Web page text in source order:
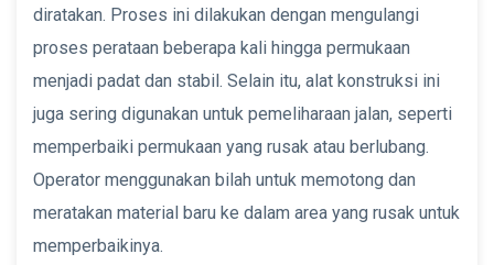
diratakan. Proses ini dilakukan dengan mengulangi
proses perataan beberapa kali hingga permukaan
menjadi padat dan stabil. Selain itu, alat konstruksi ini
juga sering digunakan untuk pemeliharaan jalan, seperti
memperbaiki permukaan yang rusak atau berlubang.
Operator menggunakan bilah untuk memotong dan
meratakan material baru ke dalam area yang rusak untuk
memperbaikinya.